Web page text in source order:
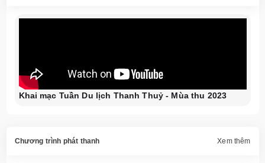
Khai mạc Tuần Du lịch Thanh Thuỷ - Mùa thu 2023
Chương trình phát thanh Xem thêm